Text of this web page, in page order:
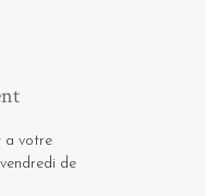
a votre
de